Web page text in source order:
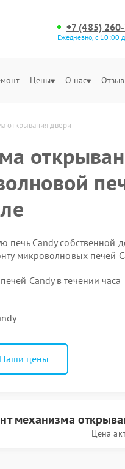
+7 (485)
Ежедневно, с 10:00
Цены О нас
открывания двери
Candy собственной
микроволновых печей
Candy в течении часа
Наши цены
механизма
Цена